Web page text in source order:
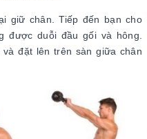
giữ chân. Tiếp đến bạn cho
được duỗi đầu gối và hông.
đặt lên trên sàn giữa chân